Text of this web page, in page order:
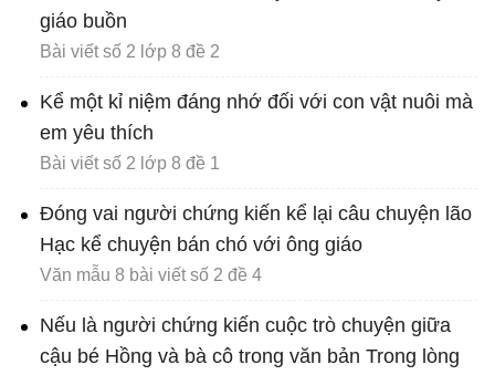
giáo buồn
Bài viết số 2 lớp 8 đề 2
Kể một kỉ niệm đáng nhớ đối với con vật nuôi mà
em yêu thích
Bài viết số 2 lớp 8 đề 1
Đóng vai người chứng kiến kể lại câu chuyện lão
Hạc kể chuyện bán chó với ông giáo
Văn mẫu 8 bài viết số 2 đề 4
Nếu là người chứng kiến cuộc trò chuyện giữa
cậu bé Hồng và bà cô trong văn bản Trong lòng